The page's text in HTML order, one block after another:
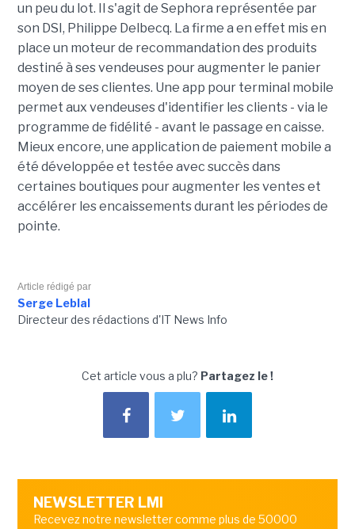
un peu du lot. Il s'agit de Sephora représentée par
son DSI, Philippe Delbecq. La firme a en effet mis en
place un moteur de recommandation des produits
destiné à ses vendeuses pour augmenter le panier
moyen de ses clientes. Une app pour terminal mobile
permet aux vendeuses d'identifier les clients - via le
programme de fidélité - avant le passage en caisse.
Mieux encore, une application de paiement mobile a
été développée et testée avec succès dans
certaines boutiques pour augmenter les ventes et
accélérer les encaissements durant les périodes de
pointe.
Article rédigé par
Serge Leblal
Directeur des rédactions d'IT News Info
Cet article vous a plu? Partagez le !
NEWSLETTER LMI
Recevez notre newsletter comme plus de 50000